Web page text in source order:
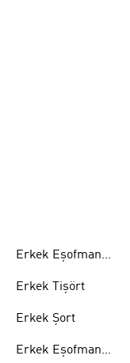
Erkek Eşofman
Erkek Tişört
Erkek Şort
Erkek Eşofman